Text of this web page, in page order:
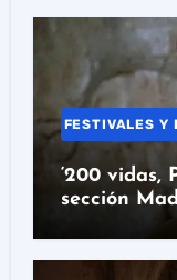
FESTIVALES Y
‘200 vidas,
sección